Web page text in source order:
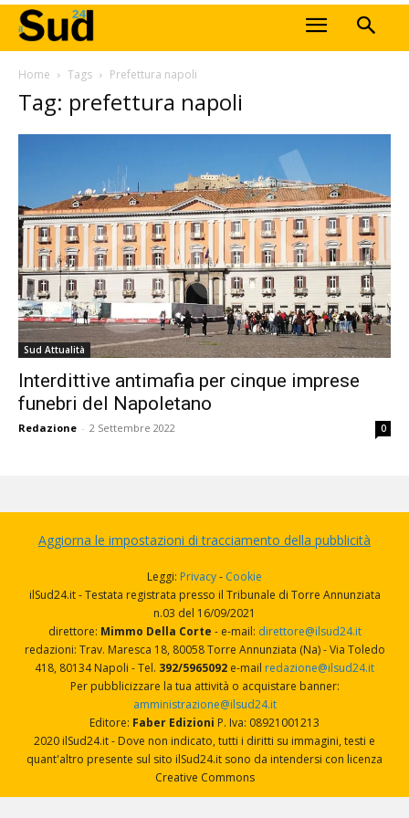
Home Tags Prefettura napoli
Tag: prefettura napoli
Sud Attualità
Interdittive antimafia per cinque imprese
funebri del Napoletano
Redazione - 2 Settembre 2022 0
Aggiorna le impostazioni di tracciamento della pubblicità
Leggi: Privacy- Cookie
ilSud24.it - Testata registrata presso il Tribunale di Torre Annunziata
n.03 del 16/09/2021
direttore: Mimmo Della Corte - e-mail: direttore@ilsud24.it
redazioni: Trav. Maresca 18, 80058 Torre Annunziata (Na) - Via Toledo
418, 80134 Napoli - Tel. 392/5965092 e-mail redazione@ilsud24.it
Per pubblicizzare la tua attività o acquistare banner:
amministrazione@ilsud24.it
Editore: Faber Edizioni P. Iva: 08921001213
2020 ilSud24.it - Dove non indicato, tutti i diritti su immagini, testi e
quant'altro presente sul sito ilSud24.it sono da intendersi con licenza
Creative Commons